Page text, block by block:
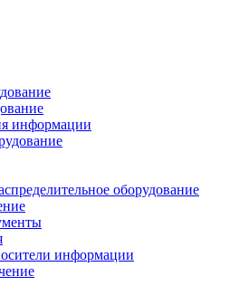
информации
оборудование
информации